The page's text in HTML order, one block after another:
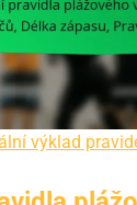
výklad